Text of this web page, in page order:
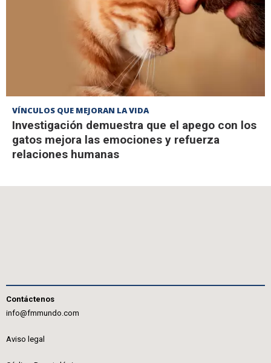
VÍNCULOS QUE MEJORAN LA VIDA
Investigación demuestra que el apego con los
gatos mejora las emociones y refuerza
relaciones humanas
Contáctenos
info@fmmundo.com
Aviso legal